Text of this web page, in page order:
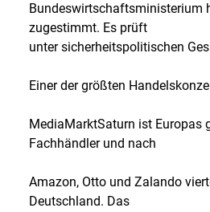
Bundeswirtschaftsministerium
zugestimmt. Es prüft
unter sicherheitspolitischen
Einer der größten
MediaMarktSaturn ist Europas
Fachhändler und nach
Amazon, Otto und Zalando
Deutschland. Das